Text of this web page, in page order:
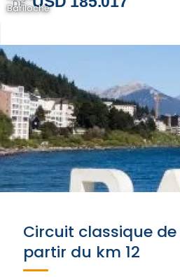
DE
Bariloche
Circuit classique
partir du km 12